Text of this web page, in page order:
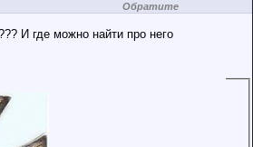
Обратите
внимание на
пользователя на
И где можно найти про него